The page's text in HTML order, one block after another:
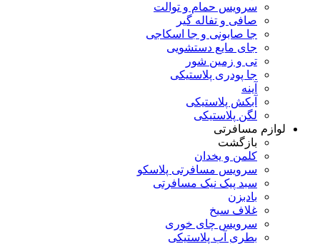
سرویس حمام و توالت
صافی و تفاله گیر
جا صابونی و جا اسکاجی
جای مایع دستشویی
تی و زمین شور
جا پودری پلاستیکی
آینه
آبکش پلاستیکی
لگن پلاستیکی
لوازم مسافرتی
بازگشت
کلمن و یخدان
سرویس مسافرتی پلاسکو
سبد پیک نیک مسافرتی
بادبزن
غلاف سیخ
سرویس چای خوری
بطری آب پلاستیکی